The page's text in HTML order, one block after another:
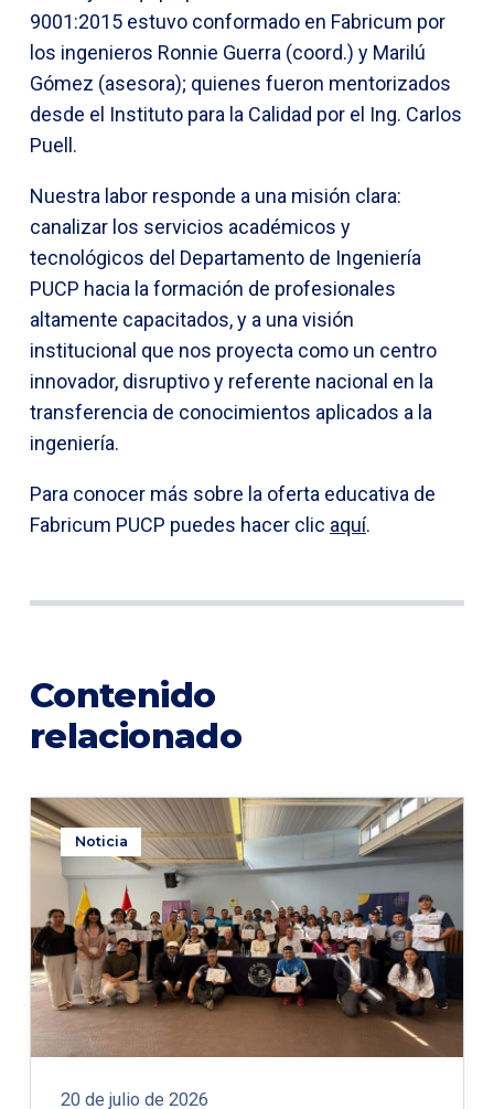
9001:2015 estuvo conformado en Fabricum por
los ingenieros Ronnie Guerra (coord.) y Marilú
Gómez (asesora); quienes fueron mentorizados
desde el Instituto para la Calidad por el Ing. Carlos
Puell.
Nuestra labor responde a una misión clara:
canalizar los servicios académicos y
tecnológicos del Departamento de Ingeniería
PUCP hacia la formación de profesionales
altamente capacitados, y a una visión
institucional que nos proyecta como un centro
innovador, disruptivo y referente nacional en la
transferencia de conocimientos aplicados a la
ingeniería.
Para conocer más sobre la oferta educativa de
Fabricum PUCP puedes hacer clic aquí.
Contenido
relacionado
Noticia
20 de julio de 2026